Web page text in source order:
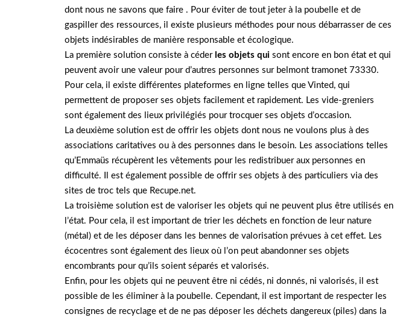
dont nous ne savons que faire . Pour éviter de tout jeter à la poubelle et de
gaspiller des ressources, il existe plusieurs méthodes pour nous débarrasser de ces
objets indésirables de manière responsable et écologique.
La première solution consiste à céder les objets qui sont encore en bon état et qui
peuvent avoir une valeur pour d’autres personnes sur belmont tramonet 73330.
Pour cela, il existe différentes plateformes en ligne telles que Vinted, qui
permettent de proposer ses objets facilement et rapidement. Les vide-greniers
sont également des lieux privilégiés pour trocquer ses objets d’occasion.
La deuxième solution est de offrir les objets dont nous ne voulons plus à des
associations caritatives ou à des personnes dans le besoin. Les associations telles
qu’Emmaüs récupèrent les vêtements pour les redistribuer aux personnes en
difficulté. Il est également possible de offrir ses objets à des particuliers via des
sites de troc tels que Recupe.net.
La troisième solution est de valoriser les objets qui ne peuvent plus être utilisés en
l’état. Pour cela, il est important de trier les déchets en fonction de leur nature
(métal) et de les déposer dans les bennes de valorisation prévues à cet effet. Les
écocentres sont également des lieux où l’on peut abandonner ses objets
encombrants pour qu’ils soient séparés et valorisés.
Enfin, pour les objets qui ne peuvent être ni cédés, ni donnés, ni valorisés, il est
possible de les éliminer à la poubelle. Cependant, il est important de respecter les
consignes de recyclage et de ne pas déposer les déchets dangereux (piles) dans la